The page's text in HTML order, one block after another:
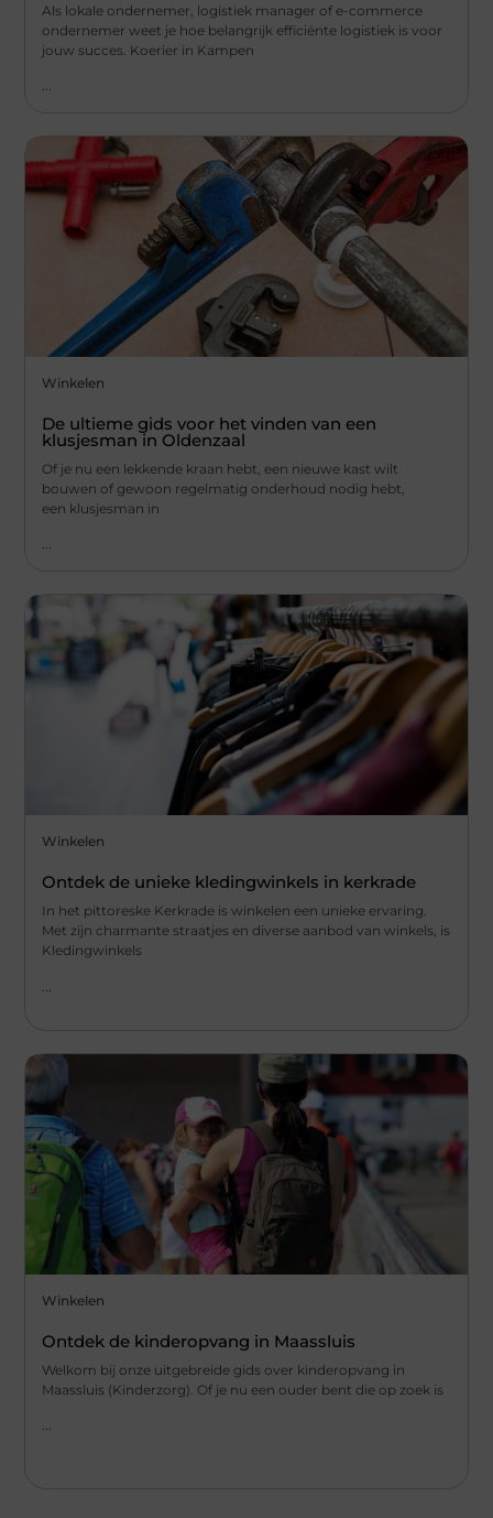
Als lokale ondernemer, logistiek manager of e-commerce
ondernemer weet je hoe belangrijk efficiënte logistiek is voor
jouw succes. Koerier in Kampen
Winkelen
De ultieme gids voor het vinden van een
klusjesman in Oldenzaal
Of je nu een lekkende kraan hebt, een nieuwe kast wilt
bouwen of gewoon regelmatig onderhoud nodig hebt,
een klusjesman in
...
Winkelen
Ontdek de unieke kledingwinkels in kerkrade
In het pittoreske Kerkrade is winkelen een unieke ervaring.
Met zijn charmante straatjes en diverse aanbod van winkels, is
Kledingwinkels
Winkelen
Ontdek de kinderopvang in Maassluis
Welkom bij onze uitgebreide gids over kinderopvang in
Maassluis (Kinderzorg). Of je nu een ouder bent die op zoek is
...